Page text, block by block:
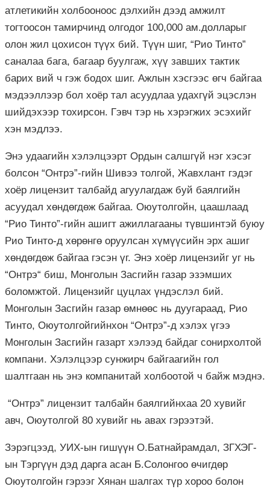
атлетикийн холбооноос дэлхийн дээд амжилт
тогтоосон тамирчинд олгодог 100,000 ам.долларыг
олон жил цохисон түүх бий. Түүн шиг, “Рио Тинто”
саналаа бага, багаар буулгаж, хүү завших тактик
барих вий ч гэж бодох шиг. Ажлын хэсгээс өгч байгаа
мэдээллээр бол хоёр тал асуудлаа удахгүй эцэслэн
шийдэхээр тохирсон. Гэвч тэр нь хэрэгжих эсэхийг
хэн мэдлээ.
Энэ удаагийн хэлэлцээрт Ордын салшгүй нэг хэсэг
болсон “Онтрэ”-гийн Шивээ толгой, Жавхлант гэдэг
хоёр лицензит талбайд агуулагдаж буй баялгийн
асуудал хөндөгдөж байгаа. Оюутолгойн, цаашлаад
“Рио Тинто”-гийн ашигт ажиллагааны түвшинтэй буюу
Рио Тинто-д хөрөнгө оруулсан хүмүүсийн эрх ашиг
хөндөгдөж байгаа гэсэн үг. Энэ хоёр лицензийг уг нь
“Онтрэ“ биш, Монголын Засгийн газар эзэмших
боломжтой. Лицензийг цуцлах үндэслэл бий.
Монголын Засгийн газар өмнөөс нь дуугараад, Рио
Тинто, Оюутолгойгийнхон “Онтрэ”-д хэлэх үгээ
Монголын Засгийн газарт хэлээд байдаг сонирхолтой
компани. Хэлэлцээр сунжирч байгаагийн гол
шалтгаан нь энэ компанитай холбоотой ч байж мэднэ.
“Онтрэ” лицензит талбайн баялгийнхаа 20 хувийг
авч, Оюутолгой 80 хувийг нь авах гэрээтэй.
Зэрэгцээд, УИХ-ын гишүүн О.Батнайрамдал, ЗГХЭГ-
ын Тэргүүн дэд дарга асан Б.Солонгоо өчигдөр
Оюутолгойн гэрээг Хянан шалгах түр хороо болон